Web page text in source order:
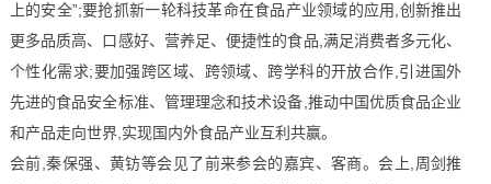
上的安全”;要抢抓新一轮科技革命在食品产业领域的应用,创新推出
更多品质高、口感好、营养足、便捷性的食品,满足消费者多元化、
个性化需求;要加强跨区域、跨领域、跨学科的开放合作,引进国外
先进的食品安全标准、管理理念和技术设备,推动中国优质食品企业
和产品走向世界,实现国内外食品产业互利共赢。
会前,秦保强、黄钫等会见了前来参会的嘉宾、客商。会上,周剑推